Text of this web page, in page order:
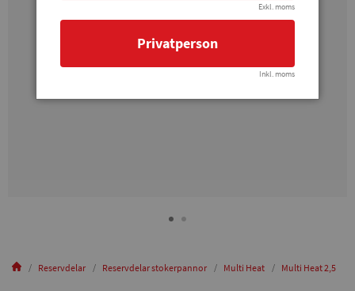
Reservdelar Reservdelar stokerpannor Multi Heat Multi Heat 2,5
Exkl. moms
Privatperson
Inkl. moms